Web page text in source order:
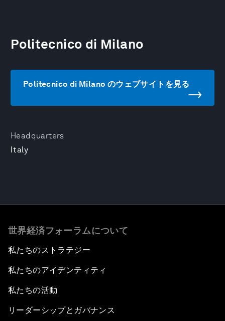
Headquarters
Italy
Politecnico di Milano
Politecnico di Milano のウェブサイトを見る
世界経済フォーラムについて
私たちのストラテジー
私たちのアイデンティティ
私たちの活動
リーダーシップとガバナンス